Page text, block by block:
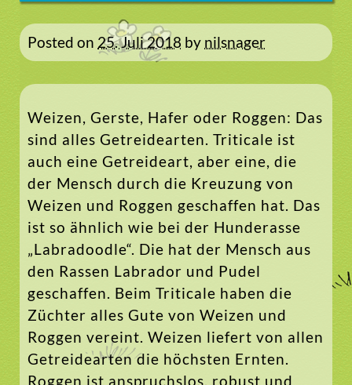
Posted on 25. Juli 2018 by nilsnager
Weizen, Gerste, Hafer oder Roggen: Das
sind alles Getreidearten. Triticale ist
auch eine Getreideart, aber eine, die
der Mensch durch die Kreuzung von
Weizen und Roggen geschaffen hat. Das
ist so ähnlich wie bei der Hunderasse
„Labradoodle“. Die hat der Mensch aus
den Rassen Labrador und Pudel
geschaffen. Beim Triticale haben die
Züchter alles Gute von Weizen und
Roggen vereint. Weizen liefert von allen
Getreidearten die höchsten Ernten.
Roggen ist anspruchslos, robust und